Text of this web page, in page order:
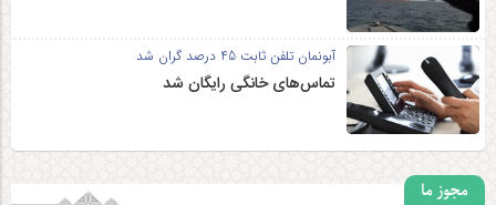
آبونمان تلفن ثابت 45 درصد گران شد
تماس‌های خانگی رایگان شد
مجوز ما